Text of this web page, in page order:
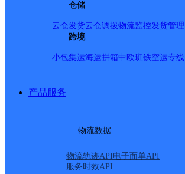
仓储
云仓发货云仓调拨物流监控发货管理
跨境
小包集运海运拼箱中欧班铁空运专线
产品服务
物流数据
物流轨迹API电子面单API
服务时效API